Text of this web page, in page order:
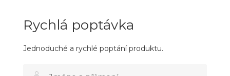
Rychlá poptávka
Jednoduché a rychlé poptání produktu.